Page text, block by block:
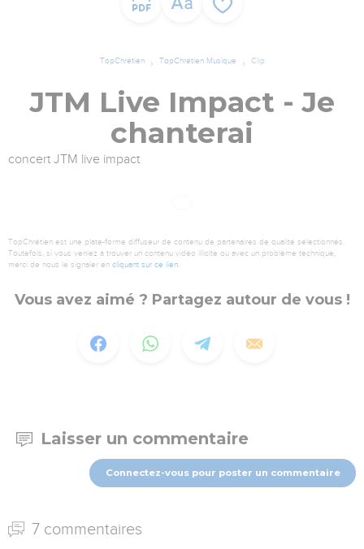
TopChrétien TopChrétien Musique Clip
JTM Live Impact - Je
chanterai
concert JTM live impact
TopChrétien est une plate-forme diffuseur de contenu de partenaires de qualité sélectionnés.
Toutefois, si vous veniez à trouver un contenu vidéo illicite ou avec un problème technique,
merci de nous le signaler en cliquant sur ce lien.
Vous avez aimé ? Partagez autour de vous !
Laisser un commentaire
Connectez-vous pour poster un commentaire
7 commentaires